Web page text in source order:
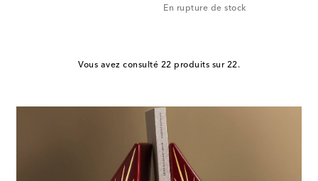
En rupture de stock
Vous avez consulté 22 produits sur 22.